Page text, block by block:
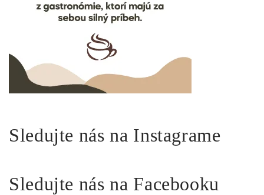
Sledujte nás na Instagrame
Sledujte nás na Facebooku